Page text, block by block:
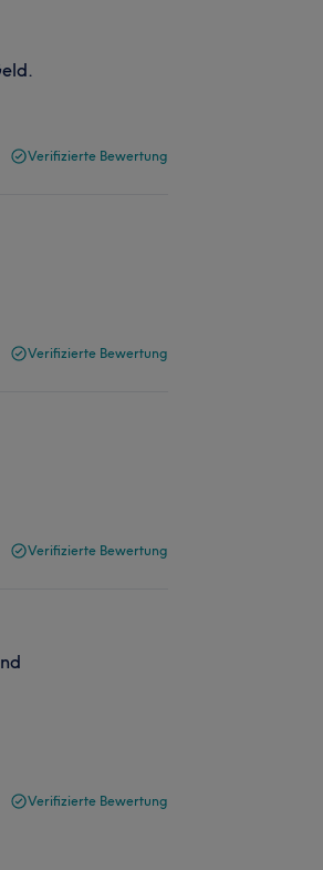
Verifizierte Bewertung
Verifizierte Bewertung
Verifizierte Bewertung
Verifizierte Bewertung